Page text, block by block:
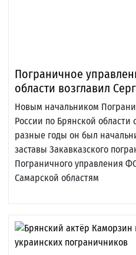
Пограничное
области возглавил
Новым начальником
России по Брянской
разные годы он был
заставы Закавказского
Пограничного управления
Самарской областям